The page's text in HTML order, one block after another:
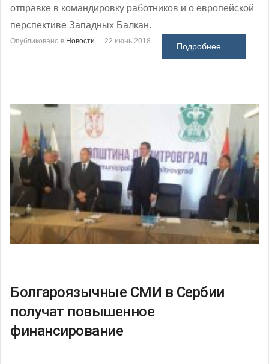
отправке в командировку работников и о европейской
перспективе Западных Балкан.
Опубликовано в Новости 22 июнь 2018
Подробнее ...
Болгароязычные СМИ в Сербии
получат повышенное
финансирование